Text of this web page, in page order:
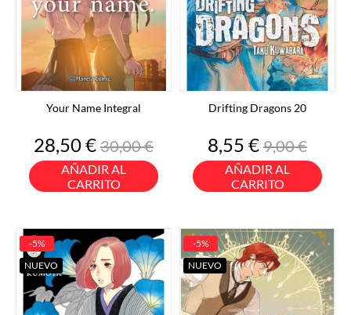
Your Name Integral
Precio
28,50 €Precio
base
30,00 €
AÑADIR AL
CARRITO
Drifting Dragons 20
Precio
8,55 €Precio
base
9,00 €
AÑADIR AL
CARRITO
-5%
NUEVO
-5%
NUEVO